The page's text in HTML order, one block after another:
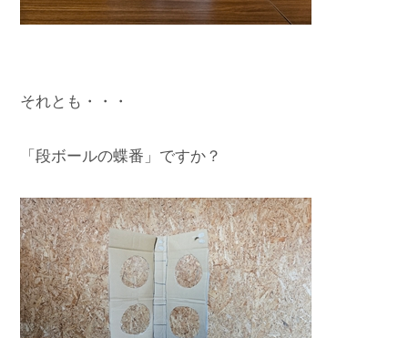
それとも・・・
「段ボールの蝶番」ですか？